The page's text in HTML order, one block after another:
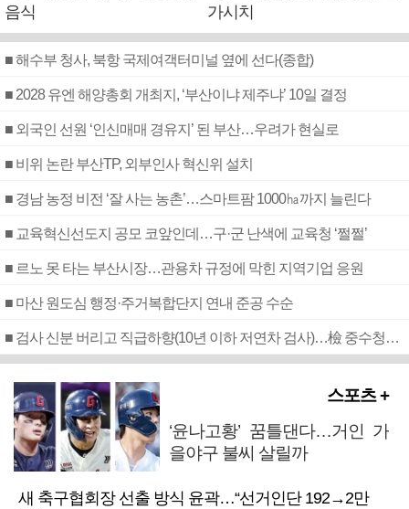
음식
가시치
■ 해수부 청사, 북항 국제여객터미널 옆에 선다(종합)
■ 2028 유엔 해양총회 개최지, ‘부산이냐 제주냐’ 10일 결정
■ 외국인 선원 ‘인신매매 경유지’ 된 부산…우려가 현실로
■ 비위 논란 부산TP, 외부인사 혁신위 설치
■ 경남 농정 비전 ‘잘 사는 농촌’…스마트팜 1000㏊까지 늘린다
■ 교육혁신선도지 공모 코앞인데…구·군 난색에 교육청 ‘쩔쩔’
■ 르노 못 타는 부산시장…관용차 규정에 막힌 지역기업 응원
■ 마산 원도심 행정·주거복합단지 연내 준공 수순
■ 검사 신분 버리고 직급하향(10년 이하 저연차 검사)…檢 중수청행 기피
스포츠 +
‘윤나고황’ 꿈틀댄다…거인 가
을야구 불씨 살릴까
새 축구협회장 선출 방식 윤곽…“선거인단 192→2만